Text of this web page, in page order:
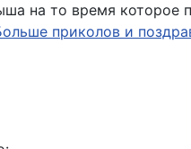
на то время которое
приколов и
материал: дизайн чудо -